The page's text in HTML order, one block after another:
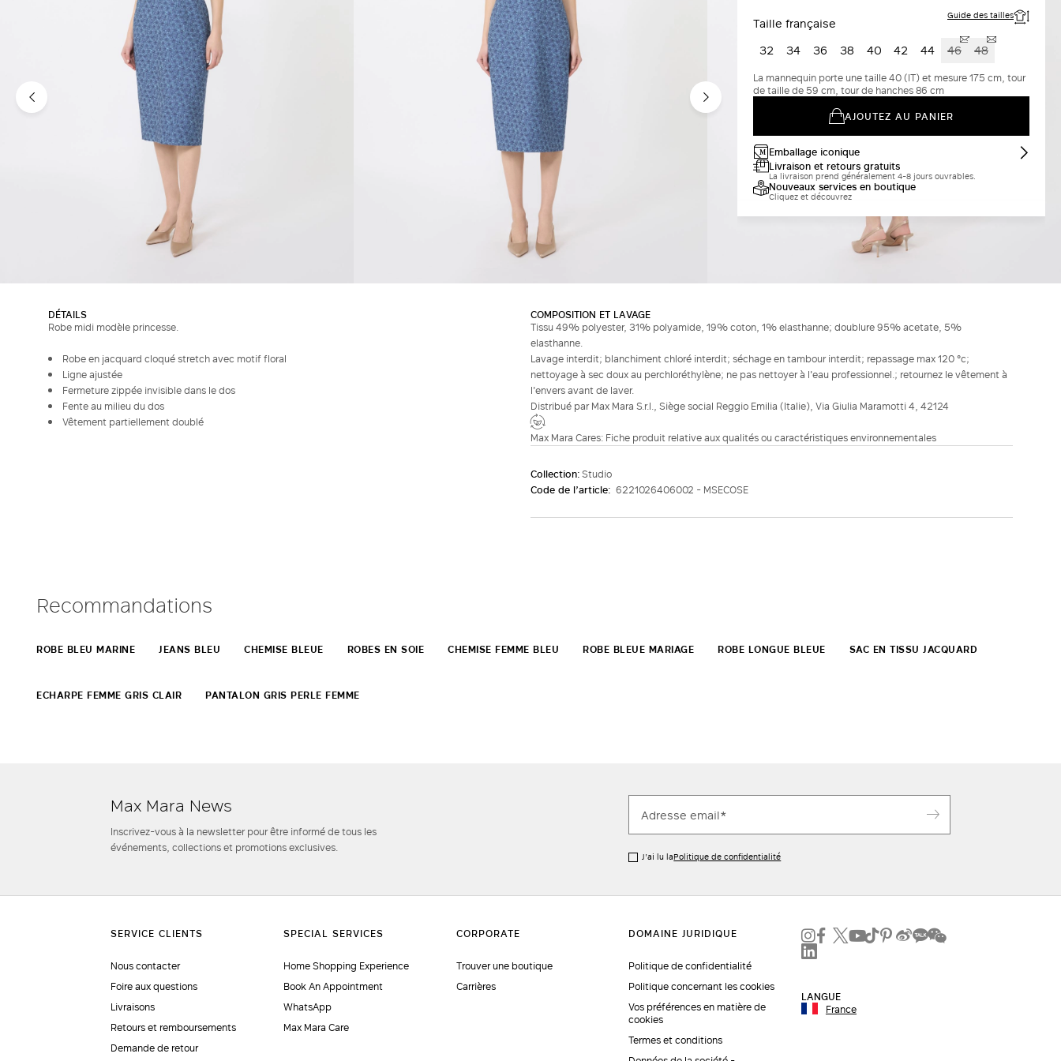
Taille française Guide des tailles
32 34 36 38 40 42 44 46 48
La mannequin porte une taille 40 (IT) et mesure 175 cm, tour
de taille de 59 cm, tour de hanches 86 cm
AJOUTEZ AU PANIER
Emballage iconique
Livraison et retours gratuits
La livraison prend généralement 4-8 jours ouvrables.
Nouveaux services en boutique
Cliquez et découvrez
DÉTAILS
Robe midi modèle princesse.
Robe en jacquard cloqué stretch avec motif floral
Ligne ajustée
Fermeture zippée invisible dans le dos
Fente au milieu du dos
Vêtement partiellement doublé
COMPOSITION ET LAVAGE
Tissu 49% polyester, 31% polyamide, 19% coton, 1% elasthanne; doublure 95% acetate, 5%
elasthanne.
Lavage interdit; blanchiment chloré interdit; séchage en tambour interdit; repassage max 120 °c;
nettoyage à sec doux au perchloréthylène; ne pas nettoyer à l'eau professionnel.; retournez le vêtement à
l'envers avant de laver.
Distribué par Max Mara S.r.l., Siège social Reggio Emilia (Italie), Via Giulia Maramotti 4, 42124
Max Mara Cares: Fiche produit relative aux qualités ou caractéristiques environnementales
Collection:Studio
Code de l’article: 6221026406002 - MSECOSE
Recommandations
ROBE BLEU MARINE JEANS BLEU CHEMISE BLEUE ROBES EN SOIE CHEMISE FEMME BLEU ROBE BLEUE MARIAGE ROBE LONGUE BLEUE SAC EN TISSU JACQUARD
ECHARPE FEMME GRIS CLAIR PANTALON GRIS PERLE FEMME
Max Mara News
Inscrivez-vous à la newsletter pour être informé de tous les
événements, collections et promotions exclusives.
J’ai lu laPolitique de confidentialité
Nous contacter
Foire aux questions
Livraisons
Retours et remboursements
Demande de retour
Home Shopping Experience
Book An Appointment
WhatsApp
Max Mara Care
Trouver une boutique
Carrières
Politique de confidentialité
Politique concernant les cookies
Vos préférences en matière de
cookies
Termes et conditions
LANGUE
France